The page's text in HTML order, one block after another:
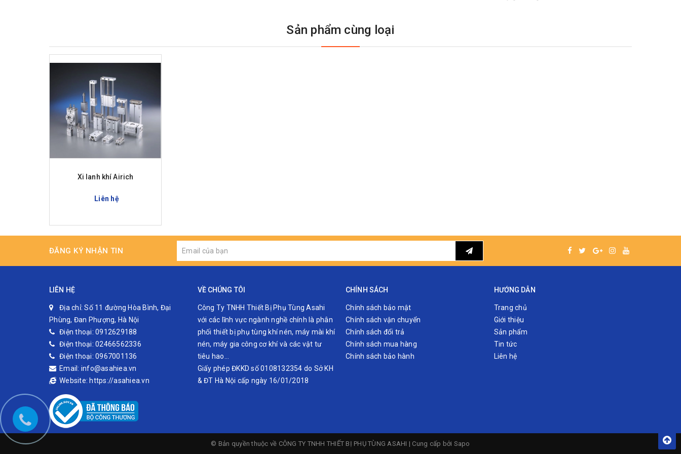
Sản phẩm cùng loại
Xi lanh khí Airich
Liên hệ
ĐĂNG KÝ NHẬN TIN
LIÊN HỆ
Địa chỉ: Số 11 đường Hòa Bình, Đại
Phùng, Đan Phượng, Hà Nội
Điện thoại: 0912629188
Điện thoại: 02466562336
Điện thoại: 0967001136
Email: info@asahiea.vn
Website: https://asahiea.vn
VỀ CHÚNG TÔI
Công Ty TNHH Thiết Bị Phụ Tùng Asahi
với các lĩnh vực ngành nghề chính là phân
phối thiết bị phụ tùng khí nén, máy mài khí
nén, máy gia công cơ khí và các vật tư
tiêu hao…
Giấy phép ĐKKD số 0108132354 do Sở KH
& ĐT Hà Nội cấp ngày 16/01/2018
CHÍNH SÁCH
Chính sách bảo mật
Chính sách vận chuyển
Chính sách đổi trả
Chính sách mua hàng
Chính sách bảo hành
HƯỚNG DẪN
Trang chủ
Giới thiệu
Sản phẩm
Tin tức
Liên hệ
© Bản quyền thuộc về CÔNG TY TNHH THIẾT BỊ PHỤ TÙNG ASAHI | Cung cấp bởi Sapo